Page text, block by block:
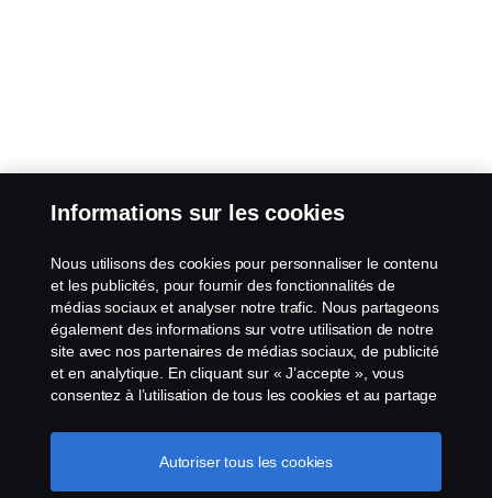
Informations sur les cookies
Nous utilisons des cookies pour personnaliser le contenu
et les publicités, pour fournir des fonctionnalités de
médias sociaux et analyser notre trafic. Nous partageons
également des informations sur votre utilisation de notre
site avec nos partenaires de médias sociaux, de publicité
et en analytique. En cliquant sur « J’accepte », vous
consentez à l’utilisation de tous les cookies et au partage
cookies en cliquant sur « Paramètres des cookies » et en
sélectionnant les catégories que vous souhaitez
Autoriser tous les cookies